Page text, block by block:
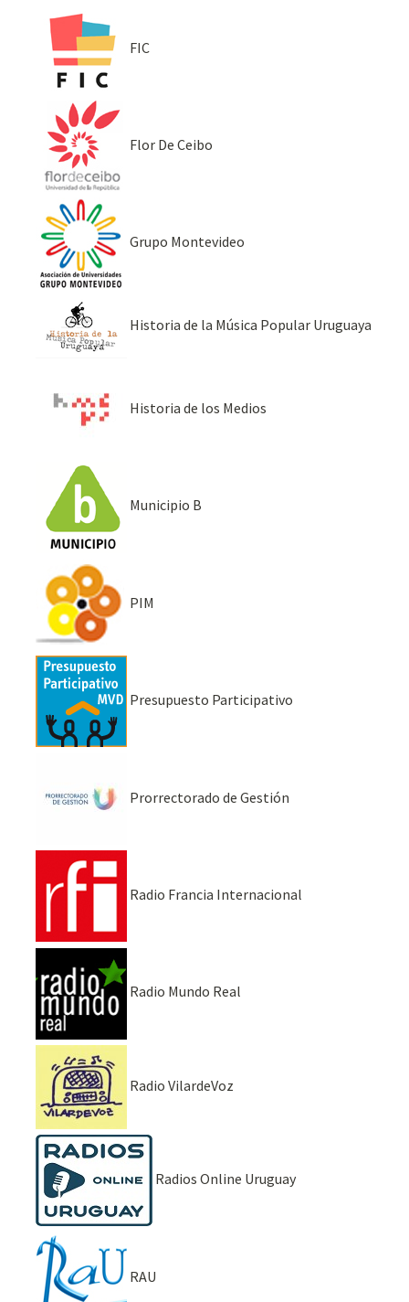
FIC
Flor De Ceibo
Grupo Montevideo
Historia de la Música Popular Uruguaya
Historia de los Medios
Municipio B
PIM
Presupuesto Participativo
Prorrectorado de Gestión
Radio Francia Internacional
Radio Mundo Real
Radio VilardeVoz
Radios Online Uruguay
RAU